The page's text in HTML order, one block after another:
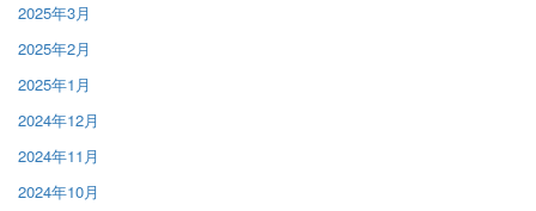
2025年3月
2025年2月
2025年1月
2024年12月
2024年11月
2024年10月